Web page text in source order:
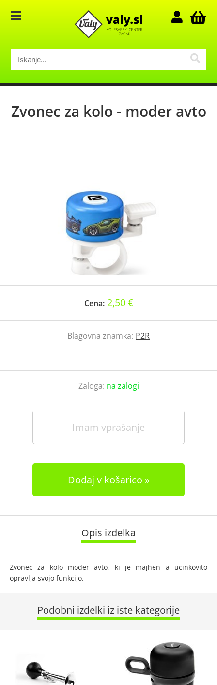
Zvonec za kolo - moder avto
Cena: 2,50 €
Blagovna znamka: P2R
Zaloga: na zalogi
Imam vprašanje
Dodaj v košarico
Opis izdelka
Zvonec za kolo moder avto, ki je majhen a učinkovito
opravlja svojo funkcijo.
Podobni izdelki iz iste kategorije